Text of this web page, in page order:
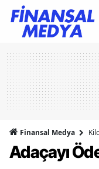
Finansal Medya
Adaçayı